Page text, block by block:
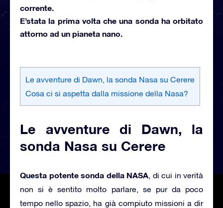
corrente.
E’stata la prima volta che una sonda ha orbitato
attorno ad un pianeta nano.
Le avventure di Dawn, la sonda Nasa su Cerere
Cosa ci si aspetta dalla missione della Nasa?
Le avventure di Dawn, la
sonda Nasa su Cerere
Questa potente sonda della NASA, di cui in verità
non si è sentito molto parlare, se pur da poco
tempo nello spazio, ha già compiuto missioni a dir